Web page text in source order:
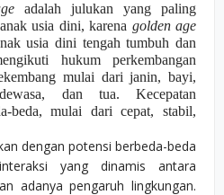
adalah julukan yang paling
usia dini, karena golden age
usia dini tengah tumbuh dan
kuti hukum perkembangan
mulai dari janin, bayi,
dan tua. Kecepatan
beda, mulai dari cepat, stabil,
dengan potensi berbeda-beda
yang dinamis antara
adanya pengaruh lingkungan.